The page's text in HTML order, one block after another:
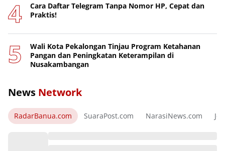
Cara Daftar Telegram Tanpa Nomor HP, Cepat dan
Praktis!
Wali Kota Pekalongan Tinjau Program Ketahanan
Pangan dan Peningkatan Keterampilan di
Nusakambangan
News Network
RadarBanua.com SuaraPost.com NarasiNews.com